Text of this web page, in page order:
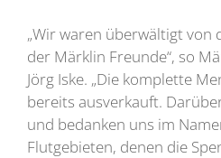
„Wir waren überwältigt von
der Märklin Freunde“, so
Jörg Iske. „Die komplette
bereits ausverkauft.
und bedanken uns im
Flutgebieten, denen die